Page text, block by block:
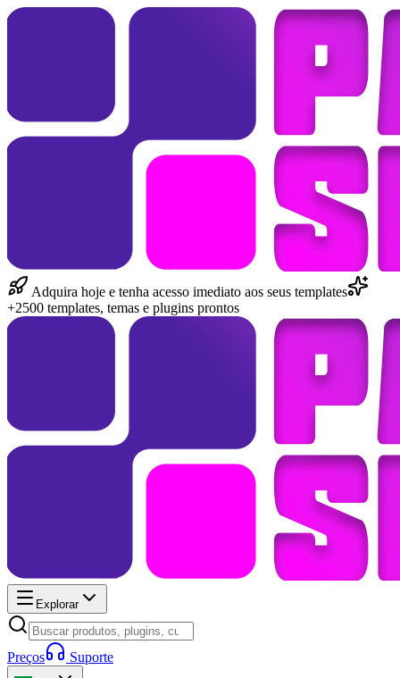
Adquira hoje e tenha acesso imediato aos seus templates
+2500 templates, temas e plugins prontos
Explorar
Preços Suporte